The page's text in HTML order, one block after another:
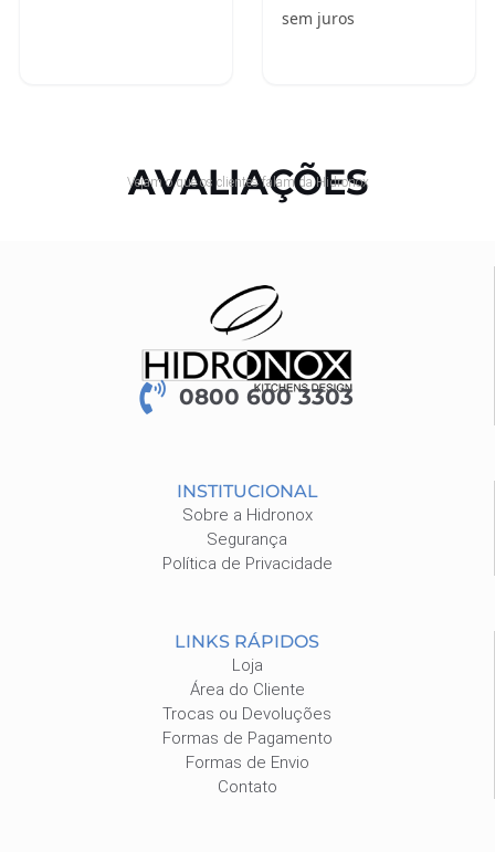
sem juros
AVALIAÇÕES
Vejam o que os clientes falam da Hidronox
0800 600 3303
INSTITUCIONAL
Sobre a Hidronox
Segurança
Política de Privacidade
LINKS RÁPIDOS
Loja
Área do Cliente
Trocas ou Devoluções
Formas de Pagamento
Formas de Envio
Contato